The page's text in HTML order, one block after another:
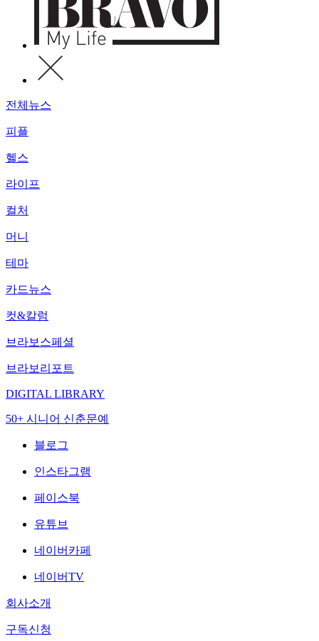
전체뉴스
피플
헬스
라이프
컬처
머니
테마
카드뉴스
컷&칼럼
브라보스페셜
브라보리포트
DIGITAL LIBRARY
50+ 시니어 신춘문예
블로그
인스타그램
페이스북
유튜브
네이버카페
네이버TV
회사소개
구독신청